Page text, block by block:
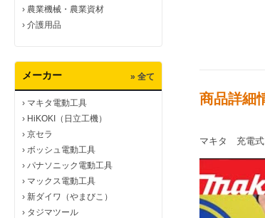
› 農業機械・農業資材
› 介護用品
メーカー » 全て
› マキタ電動工具
› HiKOKI（日立工機）
› 京セラ
› ボッシュ電動工具
› パナソニック電動工具
› マックス電動工具
› 新ダイワ（やまびこ）
› タジマツール
商品詳細
マキタ 充電